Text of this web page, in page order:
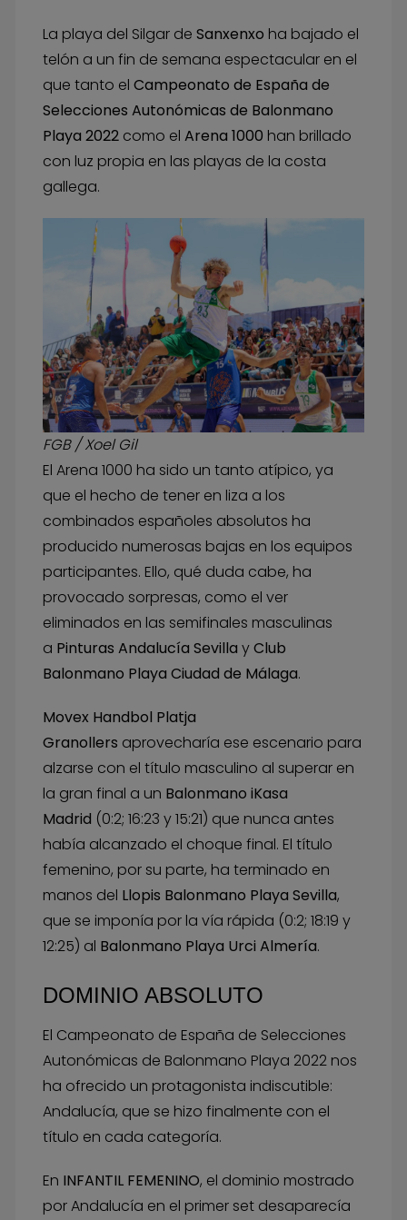
La playa del Silgar deSanxenxo ha bajado el
telón a un fin de semana espectacular en el
que tanto elCampeonato de España de
Selecciones Autonómicas de Balonmano
Playa 2022 como elArena 1000 han brillado
con luz propia en las playas de la costa
gallega.
FGB / Xoel Gil
El Arena 1000 ha sido un tanto atípico, ya
que el hecho de tener en liza a los
combinados españoles absolutos ha
producido numerosas bajas en los equipos
participantes. Ello, qué duda cabe, ha
provocado sorpresas, como el ver
eliminados en las semifinales masculinas
a Pinturas Andalucía Sevilla yClub
Balonmano Playa Ciudad de Málaga.
Movex Handbol Platja
Granollers aprovecharía ese escenario para
alzarse con el título masculino al superar en
la gran final a un Balonmano iKasa
Madrid (0:2; 16:23 y 15:21) que nunca antes
había alcanzado el choque final. El título
femenino, por su parte, ha terminado en
manos del Llopis Balonmano Playa Sevilla,
que se imponía por la vía rápida (0:2; 18:19 y
12:25) al Balonmano Playa Urci Almería.
DOMINIO ABSOLUTO
El Campeonato de España de Selecciones
Autonómicas de Balonmano Playa 2022 nos
ha ofrecido un protagonista indiscutible:
Andalucía, que se hizo finalmente con el
título en cada categoría.
En INFANTIL FEMENINO, el dominio mostrado
por Andalucía en el primer set desaparecía